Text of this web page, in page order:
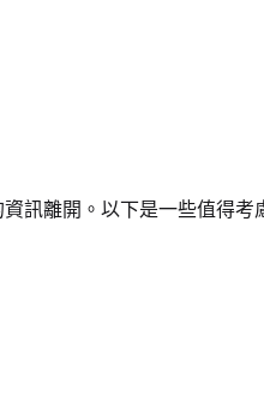
訊離開。以下是一些值得考